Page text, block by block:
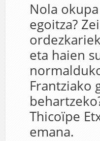
Nola
egoitza?
eta haien
Frantziako
Thicoïpe
emana.